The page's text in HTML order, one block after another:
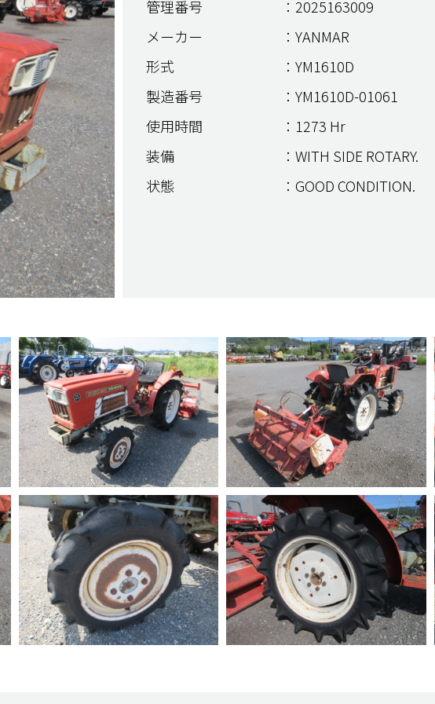
管理番号
：2025163009
メーカー
：YANMAR
形式
：YM1610D
製造番号
：YM1610D-01061
使用時間
：1273 Hr
装備
：WITH SIDE ROTARY.
状態
：GOOD CONDITION.